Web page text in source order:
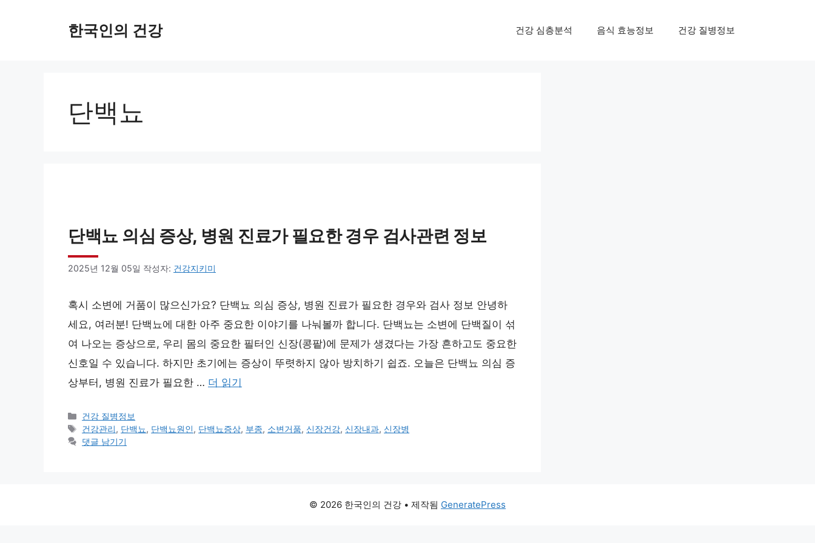
한국인의 건강 건강 심층분석 음식 효능정보 건강 질병정보
단백뇨
단백뇨 의심 증상, 병원 진료가 필요한 경우 검사관련 정보
2025년 12월 05일 작성자: 건강지키미
혹시 소변에 거품이 많으신가요? 단백뇨 의심 증상, 병원 진료가 필요한 경우와 검사 정보 안녕하
세요, 여러분! 단백뇨에 대한 아주 중요한 이야기를 나눠볼까 합니다. 단백뇨는 소변에 단백질이 섞
여 나오는 증상으로, 우리 몸의 중요한 필터인 신장(콩팥)에 문제가 생겼다는 가장 흔하고도 중요한
신호일 수 있습니다. 하지만 초기에는 증상이 뚜렷하지 않아 방치하기 쉽죠. 오늘은 단백뇨 의심 증
상부터, 병원 진료가 필요한 … 더 읽기
카
테
고
건강 질병정보
태
그
건강관리, 단백뇨, 단백뇨원인, 단백뇨증상, 부종, 소변거품, 신장건강, 신장내과, 신장병
댓글 남기기
© 2026 한국인의 건강 • 제작됨 GeneratePress